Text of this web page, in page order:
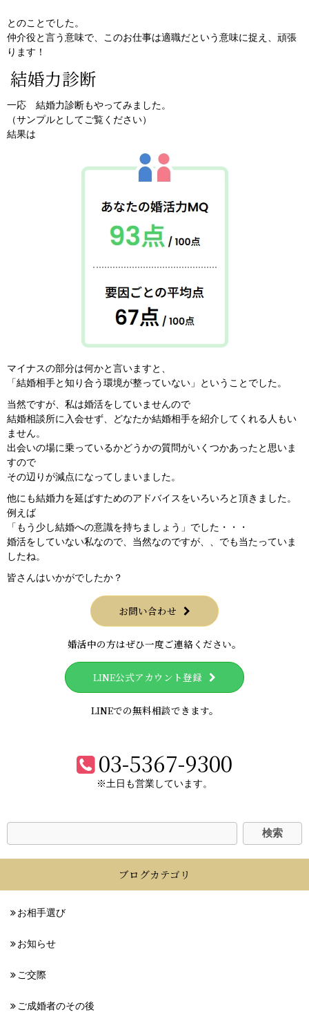
とのことでした。
仲介役と言う意味で、このお仕事は適職だという意味に捉え、頑張
ります！
結婚力診断
一応 結婚力診断もやってみました。
（サンプルとしてご覧ください）
結果は
マイナスの部分は何かと言いますと、
「結婚相手と知り合う環境が整っていない」ということでした。
当然ですが、私は婚活をしていませんので
結婚相談所に入会せず、どなたか結婚相手を紹介してくれる人もい
ません。
出会いの場に乗っているかどうかの質問がいくつかあったと思いま
すので
その辺りが減点になってしまいました。
他にも結婚力を延ばすためのアドバイスをいろいろと頂きました。
例えば
「もう少し結婚への意識を持ちましょう」でした・・・
婚活をしていない私なので、当然なのですが、、でも当たっていま
したね。
皆さんはいかがでしたか？
お問い合わせ
婚活中の方はぜひ一度ご連絡ください。
LINE公式アカウント登録
LINEでの無料相談できます。
03-5367-9300
※土日も営業しています。
ブログカテゴリ
お相手選び
お知らせ
ご交際
ご成婚者のその後